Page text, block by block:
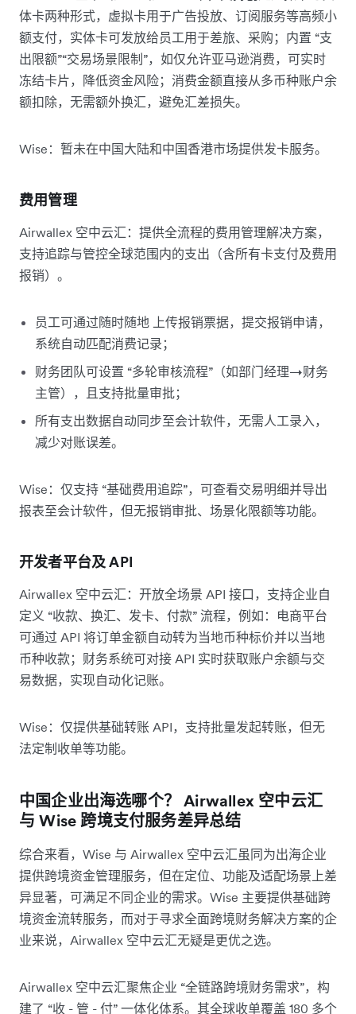
体卡两种形式，虚拟卡用于广告投放、订阅服务等高频小
额支付，实体卡可发放给员工用于差旅、采购；内置 “支
出限额”“交易场景限制”，如仅允许亚马逊消费，可实时
冻结卡片，降低资金风险；消费金额直接从多币种账户余
额扣除，无需额外换汇，避免汇差损失。
Wise：暂未在中国大陆和中国香港市场提供发卡服务。
费用管理
Airwallex 空中云汇：提供全流程的费用管理解决方案，
支持追踪与管控全球范围内的支出（含所有卡支付及费用
报销）。
员工可通过随时随地 上传报销票据，提交报销申请，
系统自动匹配消费记录；
财务团队可设置 “多轮审核流程”（如部门经理→财务
主管），且支持批量审批；
所有支出数据自动同步至会计软件，无需人工录入，
减少对账误差。
Wise：仅支持 “基础费用追踪”，可查看交易明细并导出
报表至会计软件，但无报销审批、场景化限额等功能。
开发者平台及 API
Airwallex 空中云汇：开放全场景 API 接口，支持企业自
定义 “收款、换汇、发卡、付款” 流程，例如：电商平台
可通过 API 将订单金额自动转为当地币种标价并以当地
币种收款；财务系统可对接 API 实时获取账户余额与交
易数据，实现自动化记账。
Wise：仅提供基础转账 API，支持批量发起转账，但无
法定制收单等功能。
中国企业出海选哪个？ Airwallex 空中云汇
与 Wise 跨境支付服务差异总结
综合来看，Wise 与 Airwallex 空中云汇虽同为出海企业
提供跨境资金管理服务，但在定位、功能及适配场景上差
异显著，可满足不同企业的需求。Wise 主要提供基础跨
境资金流转服务，而对于寻求全面跨境财务解决方案的企
业来说，Airwallex 空中云汇无疑是更优之选。
Airwallex 空中云汇聚焦企业 “全链路跨境财务需求”，构
建了 “收 - 管 - 付” 一体化体系。其全球收单覆盖 180 多个